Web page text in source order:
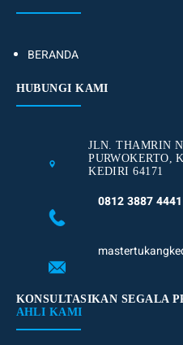
BERANDA
HUBUNGI KAMI
JLN. THAMRIN
PURWOKERTO,
KEDIRI 64171
0812 3887 4441
KONSULTASIKAN SEGALA
AHLI KAMI